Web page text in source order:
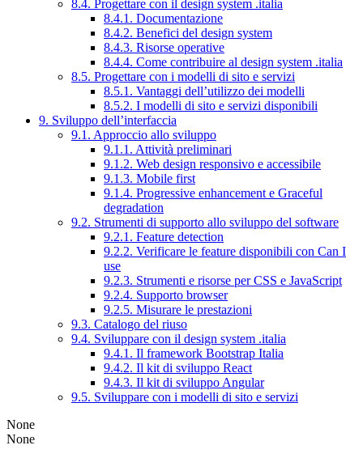
8.4. Progettare con il design system .italia
8.4.1. Documentazione
8.4.2. Benefici del design system
8.4.3. Risorse operative
8.4.4. Come contribuire al design system .italia
8.5. Progettare con i modelli di sito e servizi
8.5.1. Vantaggi dell’utilizzo dei modelli
8.5.2. I modelli di sito e servizi disponibili
9. Sviluppo dell’interfaccia
9.1. Approccio allo sviluppo
9.1.1. Attività preliminari
9.1.2. Web design responsivo e accessibile
9.1.3. Mobile first
9.1.4. Progressive enhancement e Graceful
degradation
9.2. Strumenti di supporto allo sviluppo del software
9.2.1. Feature detection
9.2.2. Verificare le feature disponibili con Can I
use
9.2.3. Strumenti e risorse per CSS e JavaScript
9.2.4. Supporto browser
9.2.5. Misurare le prestazioni
9.3. Catalogo del riuso
9.4. Sviluppare con il design system .italia
9.4.1. Il framework Bootstrap Italia
9.4.2. Il kit di sviluppo React
9.4.3. Il kit di sviluppo Angular
9.5. Sviluppare con i modelli di sito e servizi
None
None